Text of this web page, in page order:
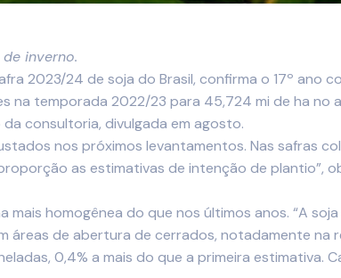
inverno.
2023/24 de soja do Brasil, confirma o 17º ano
na temporada 2022/23 para 45,724 mi de ha no
consultoria, divulgada em agosto.
nos próximos levantamentos. Nas safras
as estimativas de intenção de plantio”,
homogênea do que nos últimos anos. “A
áreas de abertura de cerrados, notadamente na
0,4% a mais do que a primeira estimativa.